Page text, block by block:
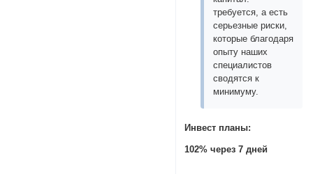
требуется, а есть
серьезные риски,
которые благодаря
опыту наших
специалистов
сводятся к
минимуму.
Инвест планы:
102% через 7 дней